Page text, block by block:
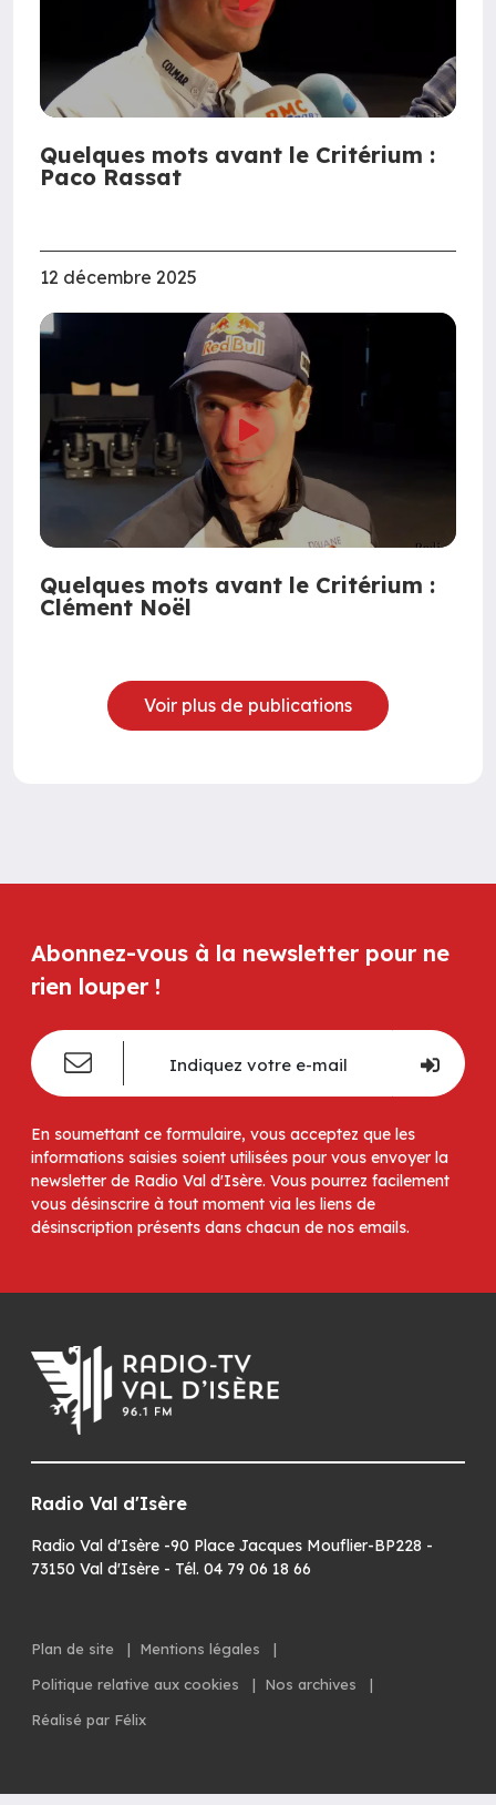
Quelques mots avant le Critérium :
Paco Rassat
12 décembre 2025
Quelques mots avant le Critérium :
Clément Noël
Voir plus de publications
Abonnez-vous à la newsletter pour ne
rien louper !
En soumettant ce formulaire, vous acceptez que les
informations saisies soient utilisées pour vous envoyer la
newsletter de Radio Val d'Isère. Vous pourrez facilement
vous désinscrire à tout moment via les liens de
désinscription présents dans chacun de nos emails.
Radio Val d'Isère
Radio Val d'Isère -90 Place Jacques Mouflier-BP228 -
73150 Val d'Isère - Tél. 04 79 06 18 66
Plan de site | Mentions légales
|
Politique relative aux cookies
| Nos archives
|
Réalisé par Félix